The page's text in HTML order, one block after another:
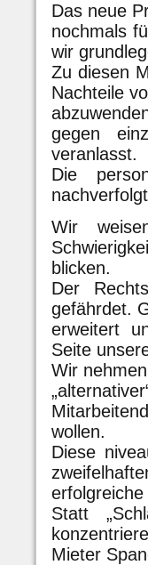
Das neue
nochmals
wir
Zu diesen
Nachteile
gegen
veranlasst.
Die
Wir
blicken.
Der
gefährdet.
erweitert
Seite
Wir
wollen.
Diese
Statt
Mieter